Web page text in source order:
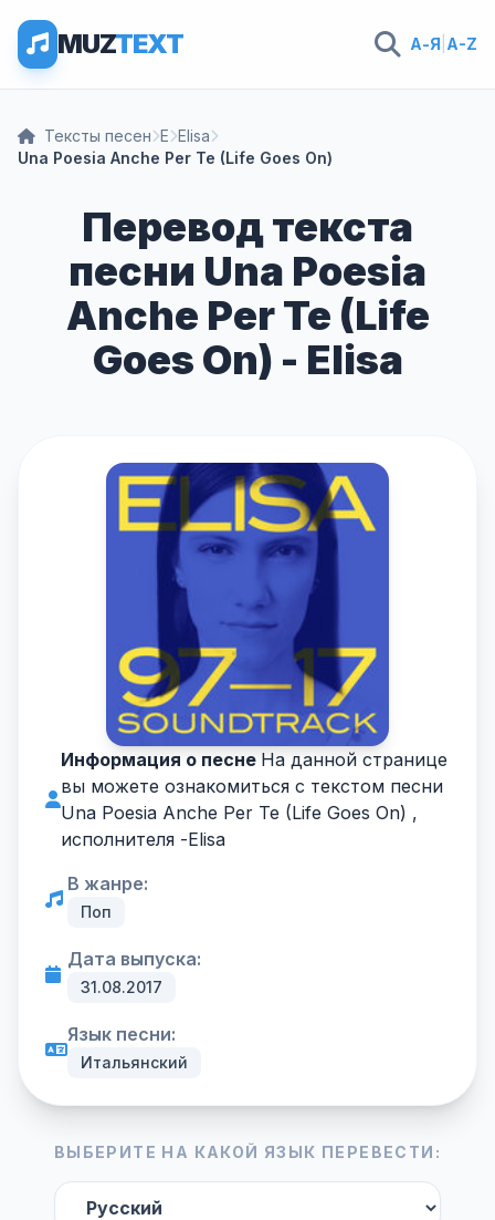
MUZTEXT А-Я A-Z
Тексты песен E Elisa
Una Poesia Anche Per Te (Life Goes On)
Перевод текста
песни Una Poesia
Anche Per Te (Life
Goes On) - Elisa
Информация о песне На данной странице
вы можете ознакомиться с текстом песни
Una Poesia Anche Per Te (Life Goes On) ,
исполнителя -Elisa
В жанре:
Поп
Дата выпуска:
31.08.2017
Язык песни:
Итальянский
ВЫБЕРИТЕ НА КАКОЙ ЯЗЫК ПЕРЕВЕСТИ: